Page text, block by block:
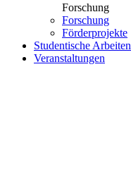
Forschung
Forschung
Förderprojekte
Studentische Arbeiten
Veranstaltungen